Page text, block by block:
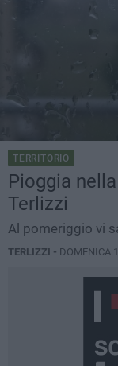
TERRITORIO
Pioggia
Terlizzi
Al pomeriggio vi
TERLIZZI - DOMENICA